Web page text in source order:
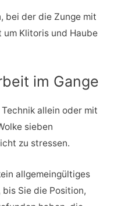
bei der die Zunge mit
Klitoris und Haube
im Gange
allein oder mit
sieben
zu stressen.
allgemeingültiges
bis Sie die Position,